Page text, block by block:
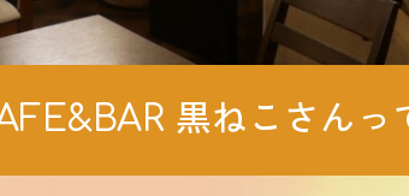
黒ねこさんっ